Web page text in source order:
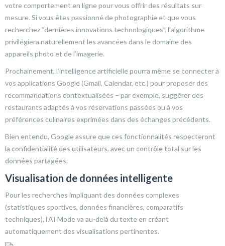
votre comportement en ligne pour vous offrir des résultats sur
mesure. Si vous êtes passionné de photographie et que vous
recherchez “dernières innovations technologiques”, l’algorithme
privilégiera naturellement les avancées dans le domaine des
appareils photo et de l’imagerie.
Prochainement, l’intelligence artificielle pourra même se connecter à
vos applications Google (Gmail, Calendar, etc.) pour proposer des
recommandations contextualisées – par exemple, suggérer des
restaurants adaptés à vos réservations passées ou à vos
préférences culinaires exprimées dans des échanges précédents.
Bien entendu, Google assure que ces fonctionnalités respecteront
la confidentialité des utilisateurs, avec un contrôle total sur les
données partagées.
Visualisation de données intelligente
Pour les recherches impliquant des données complexes
(statistiques sportives, données financières, comparatifs
techniques), l’AI Mode va au-delà du texte en créant
automatiquement des visualisations pertinentes.